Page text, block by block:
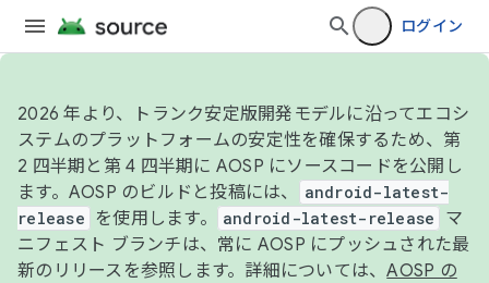
ログイン
2026 年より、トランク安定版開発モデルに沿ってエコシ
ステムのプラットフォームの安定性を確保するため、第
2 四半期と第 4 四半期に AOSP にソースコードを公開し
ます。AOSP のビルドと投稿には、
android-latest-
release
を使用します。 android-latest-release
マ
ニフェスト ブランチは、常に AOSP にプッシュされた最
新のリリースを参照します。詳細については、AOSP の